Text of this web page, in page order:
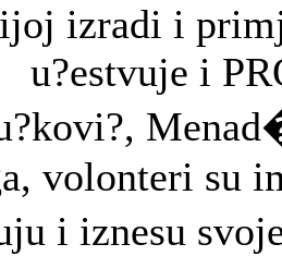
izradi i
u?estvuje i
volonteri su
i iznesu